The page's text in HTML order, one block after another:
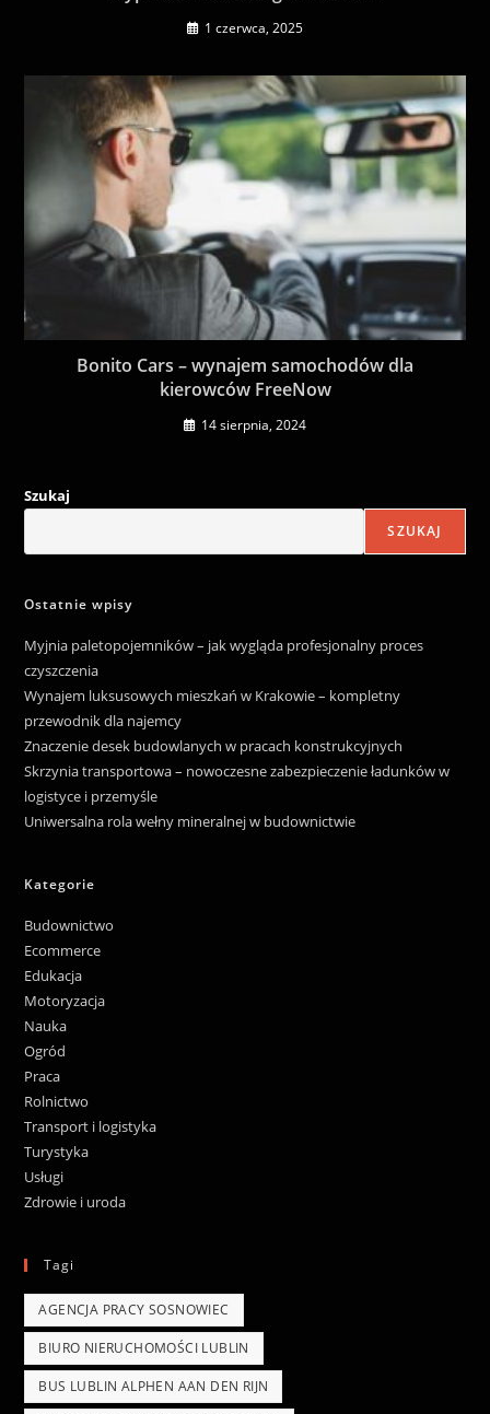
1 czerwca, 2025
Bonito Cars – wynajem samochodów dla
kierowców FreeNow
14 sierpnia, 2024
Szukaj
SZUKAJ
Ostatnie wpisy
Myjnia paletopojemników – jak wygląda profesjonalny proces
czyszczenia
Wynajem luksusowych mieszkań w Krakowie – kompletny
przewodnik dla najemcy
Znaczenie desek budowlanych w pracach konstrukcyjnych
Skrzynia transportowa – nowoczesne zabezpieczenie ładunków w
logistyce i przemyśle
Uniwersalna rola wełny mineralnej w budownictwie
Kategorie
Budownictwo
Ecommerce
Edukacja
Motoryzacja
Nauka
Ogród
Praca
Rolnictwo
Transport i logistyka
Turystyka
Usługi
Zdrowie i uroda
Tagi
AGENCJA PRACY SOSNOWIEC
BIURO NIERUCHOMOŚCI LUBLIN
BUS LUBLIN ALPHEN AAN DEN RIJN